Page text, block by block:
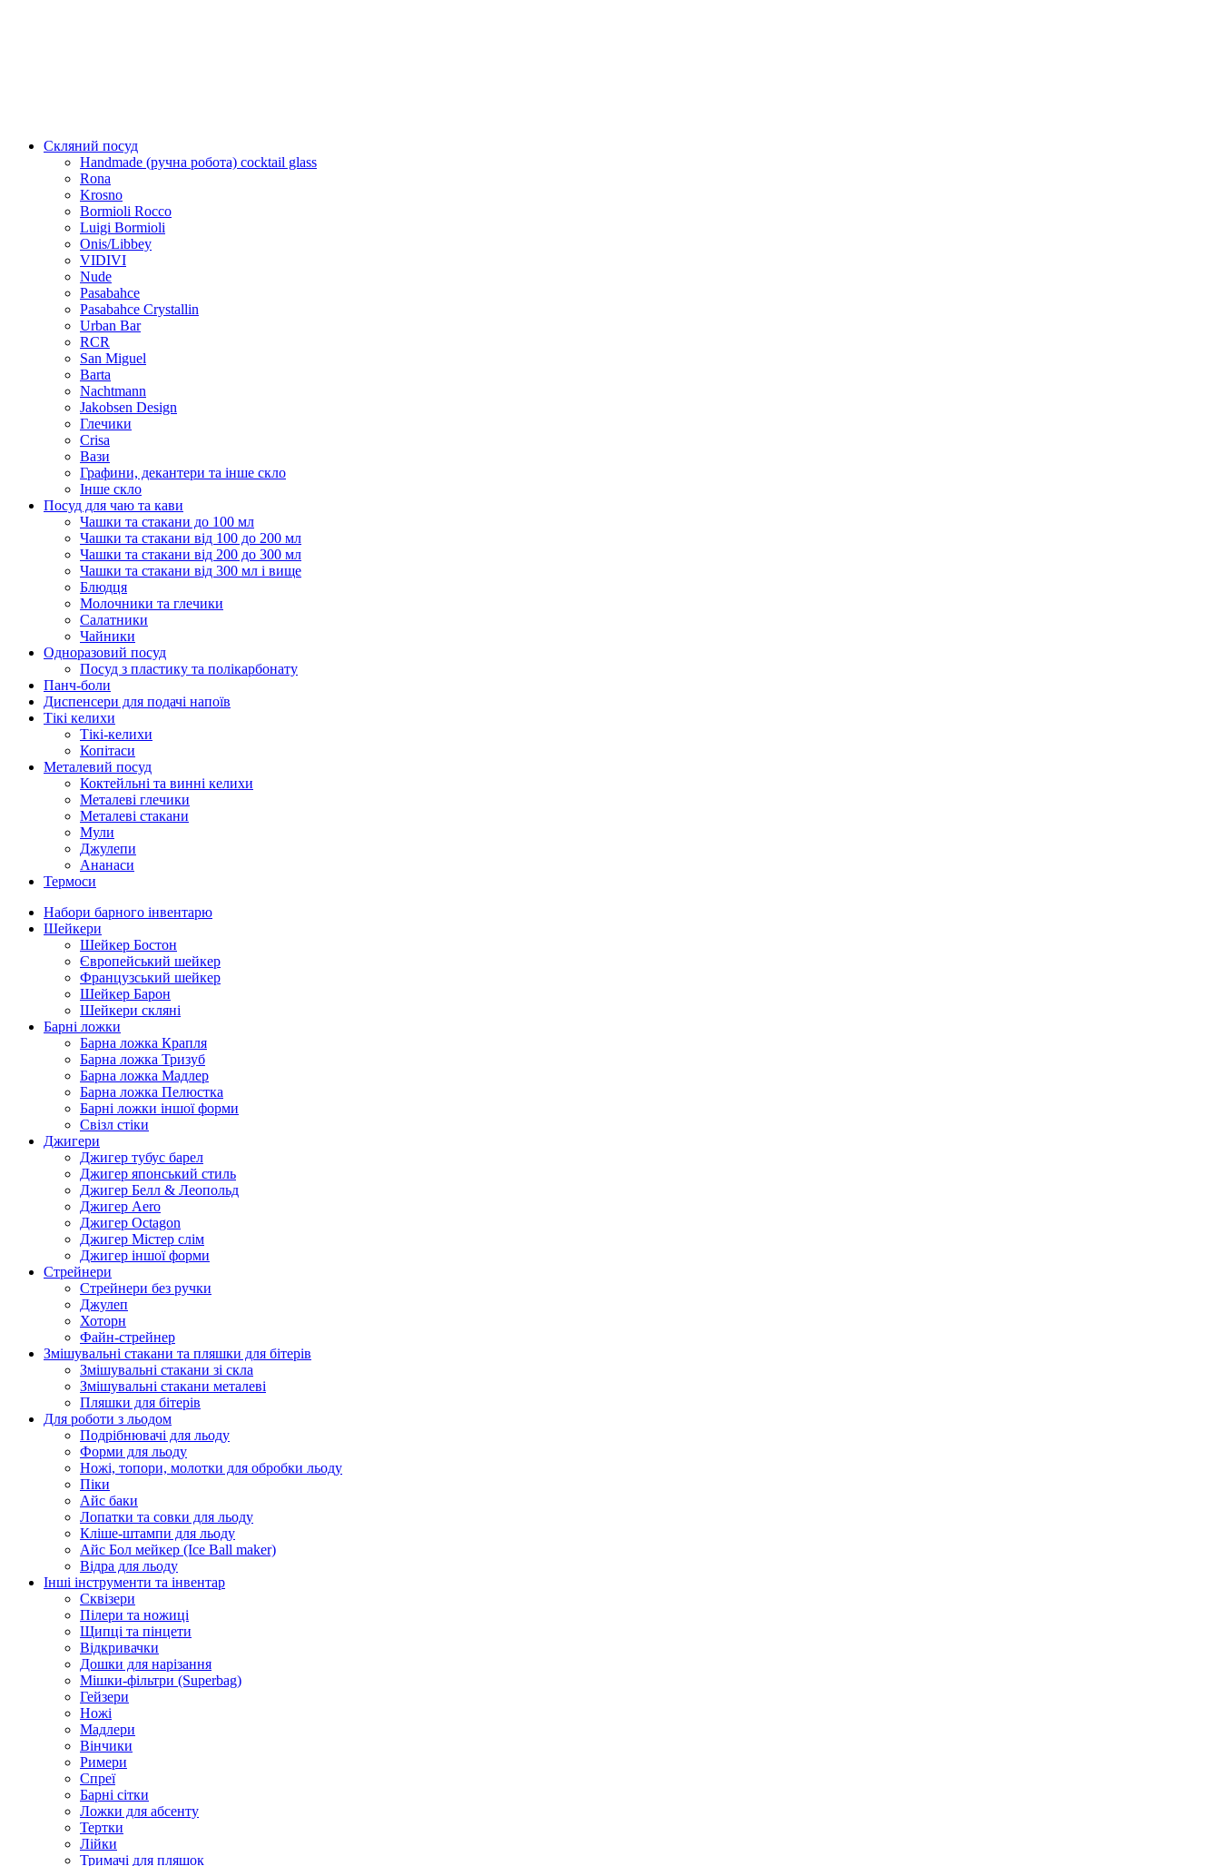
Скляний посуд
Handmade (ручна робота) cocktail glass
Rona
Krosno
Bormioli Rocco
Luigi Bormioli
Onis/Libbey
VIDIVI
Nude
Pasabahce
Pasabahce Crystallin
Urban Bar
RCR
San Miguel
Barta
Nachtmann
Jakobsen Design
Глечики
Crisa
Вази
Графини, декантери та інше скло
Інше скло
Посуд для чаю та кави
Чашки та стакани до 100 мл
Чашки та стакани від 100 до 200 мл
Чашки та стакани від 200 до 300 мл
Чашки та стакани від 300 мл і вище
Блюдця
Молочники та глечики
Салатники
Чайники
Одноразовий посуд
Посуд з пластику та полікарбонату
Панч-боли
Диспенсери для подачі напоїв
Тікі келихи
Тікі-келихи
Копітаси
Металевий посуд
Коктейльні та винні келихи
Металеві глечики
Металеві стакани
Мули
Джулепи
Ананаси
Термоси
Набори барного інвентарю
Шейкери
Шейкер Бостон
Європейський шейкер
Французський шейкер
Шейкер Барон
Шейкери скляні
Барні ложки
Барна ложка Крапля
Барна ложка Тризуб
Барна ложка Мадлер
Барна ложка Пелюстка
Барні ложки іншої форми
Свізл стіки
Джигери
Джигер тубус барел
Джигер японський стиль
Джигер Белл & Леопольд
Джигер Aero
Джигер Octagon
Джигер Містер слім
Джигер іншої форми
Стрейнери
Стрейнери без ручки
Джулеп
Хоторн
Файн-стрейнер
Змішувальні стакани та пляшки для бітерів
Змішувальні стакани зі скла
Змішувальні стакани металеві
Пляшки для бітерів
Для роботи з льодом
Подрібнювачі для льоду
Форми для льоду
Ножі, топори, молотки для обробки льоду
Піки
Айс баки
Лопатки та совки для льоду
Кліше-штампи для льоду
Айс Бол мейкер (Ice Ball maker)
Відра для льоду
Інші інструменти та інвентар
Сквізери
Пілери та ножиці
Щипці та пінцети
Відкривачки
Дошки для нарізання
Мішки-фільтри (Superbag)
Гейзери
Ножі
Мадлери
Вінчики
Римери
Спреї
Барні сітки
Ложки для абсенту
Тертки
Лійки
Тримачі для пляшок